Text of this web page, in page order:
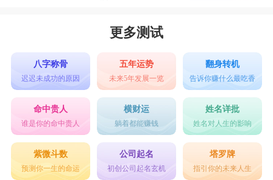
更多测试
八字称骨
迟迟未成功的原因
五年运势
未来5年发展一览
翻身转机
告诉你赚什么最吃香
命中贵人
谁是你的命中贵人
横财运
躺着都能赚钱
姓名详批
姓名对人生的影响
紫微斗数
预测你一生的命运
公司起名
初创公司起名玄机
塔罗牌
指引你的未来人生